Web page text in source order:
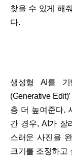
찾을 수 있게 해
다.
생성형 AI를 기
(Generative
층 더 높여준다.
간 경우, AI가 잘
스러운 사진을
크기를 조정하고